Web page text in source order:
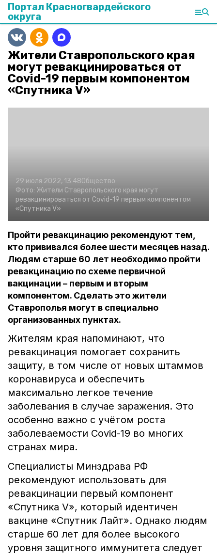
Портал Красногвардейского
округа
Жители Ставропольского края
могут ревакцинироваться от
Covid-19 первым компонентом
«Спутника V»
29 июля 2022, 13:48Общество
Фото: Жители Ставропольского края могут
ревакцинироваться от Covid-19 первым компонентом
«Спутника V»
Пройти ревакцинацию рекомендуют тем,
кто прививался более шести месяцев назад.
Людям старше 60 лет необходимо пройти
ревакцинацию по схеме первичной
вакцинации – первым и вторым
компонентом. Сделать это жители
Ставрополья могут в специально
организованных пунктах.
Жителям края напоминают, что
ревакцинация помогает сохранить
защиту, в том числе от новых штаммов
коронавируса и обеспечить
максимально легкое течение
заболевания в случае заражения. Это
особенно важно с учётом роста
заболеваемости Covid-19 во многих
странах мира.
Специалисты Минздрава РФ
рекомендуют использовать для
ревакцинации первый компонент
«Спутника V», который идентичен
вакцине «Спутник Лайт». Однако людям
старше 60 лет для более высокого
уровня защитного иммунитета следует